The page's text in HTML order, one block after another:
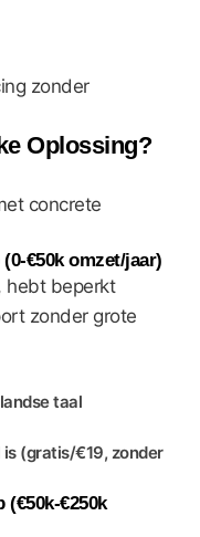
zonder
Oplossing?
concrete
€50k omzet/jaar)
hebt beperkt
zonder grote
taal
(gratis/€19, zonder
(€50k-€250k